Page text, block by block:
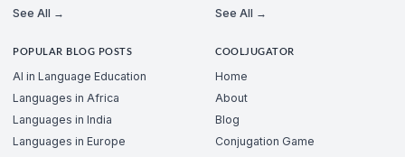
See All →
See All →
POPULAR BLOG POSTS
AI in Language Education
Languages in Africa
Languages in India
Languages in Europe
COOLJUGATOR
Home
About
Blog
Conjugation Game